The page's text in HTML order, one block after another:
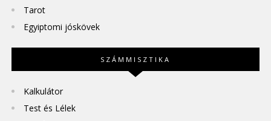
Tarot
Egyiptomi jóskövek
SZÁMMISZTIKA
Kalkulátor
Test és Lélek